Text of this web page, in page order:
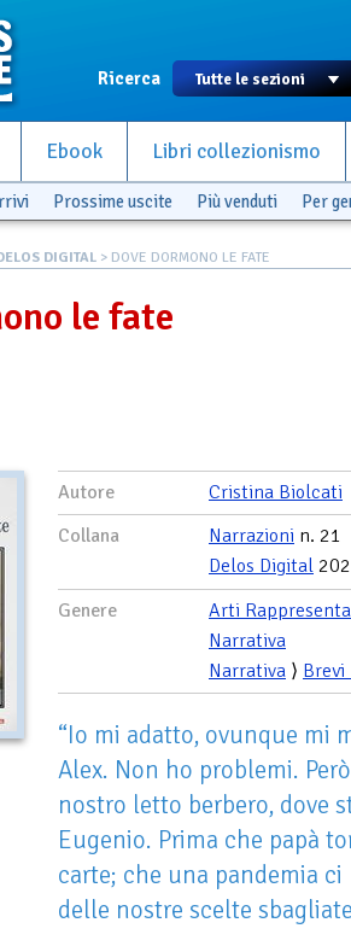
Ricerca
Ebook Libri collezionismo
Prossime uscite Più venduti Per
DIGITAL > DOVE DORMONO LE FATE
le fate
Autore
Cristina Biolcati
Collana
Narrazioni n. 21
Delos Digital
Genere
Arti
Narrativa
Narrativa ⟩ Brevi
“Io mi adatto, ovunque mi
Alex. Non ho problemi.
nostro letto berbero, dove
Eugenio. Prima che papà
carte; che una pandemia
delle nostre scelte